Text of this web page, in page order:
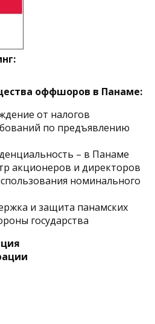
оффшоров в Панаме:
от налогов
по предъявлению
– в Панаме
акционеров и директоров
номинального
и защита панамских
государства